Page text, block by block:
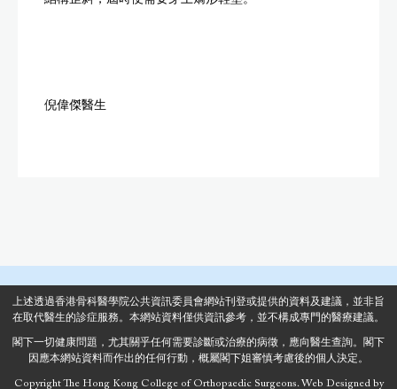
倪偉傑醫生
上述透過香港骨科醫學院公共資訊委員會網站刊登或提供的資料及建議，並非旨
在取代醫生的診症服務。本網站資料僅供資訊參考，並不構成專門的醫療建議。
閣下一切健康問題，尤其關乎任何需要診斷或治療的病徵，應向醫生查詢。閣下
因應本網站資料而作出的任何行動，概屬閣下姐審慎考慮後的個人決定。
Copyright The Hong Kong College of Orthopaedic Surgeons.Web Designedby